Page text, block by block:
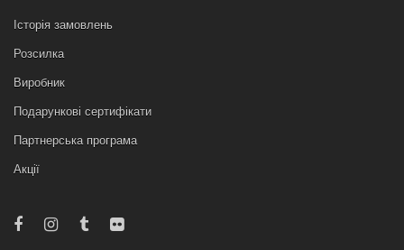
Історія замовлень
Розсилка
Виробник
Подарункові сертифікати
Партнерська програма
Акції